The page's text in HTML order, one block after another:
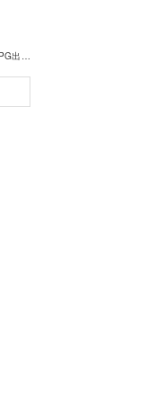
ダンス(歴7年※大阪EXPG出身)・カラオケ